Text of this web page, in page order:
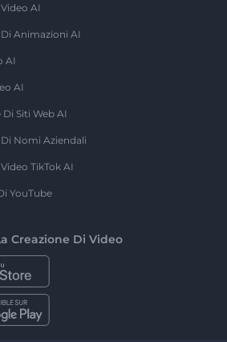
AI
Animazioni AI
AI
AI
Siti Web AI
Nomi Aziendali
TikTok AI
YouTube
Creazione Di Video